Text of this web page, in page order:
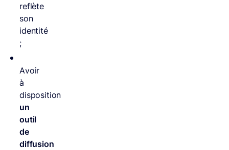
reflète
son
identité
;
Avoir
à
disposition
un
outil
de
diffusion